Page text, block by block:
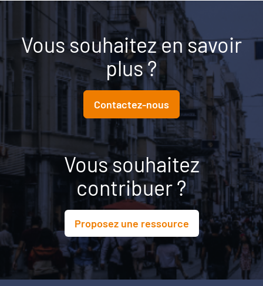
Vous souhaitez en savoir
plus ?
Contactez-nous
Vous souhaitez
contribuer ?
Proposez une ressource